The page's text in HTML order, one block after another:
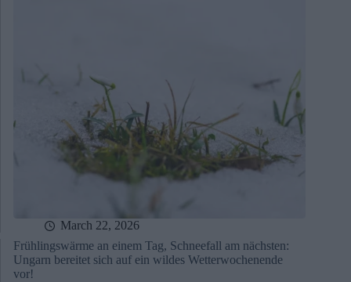
March 22, 2026
Frühlingswärme an einem Tag, Schneefall am nächsten:
Ungarn bereitet sich auf ein wildes Wetterwochenende
vor!